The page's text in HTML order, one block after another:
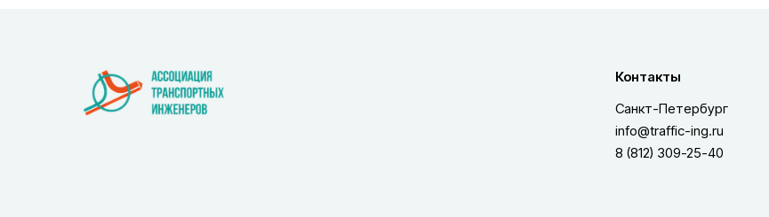
Санкт-Петербург
info@traffic-ing.ru
8 (812) 309-25-40
Контакты